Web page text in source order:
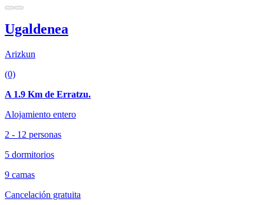
Ugaldenea
Arizkun
(0)
A 1.9 Km de Erratzu.
Alojamiento entero
2 - 12 personas
5 dormitorios
9 camas
Cancelación gratuita